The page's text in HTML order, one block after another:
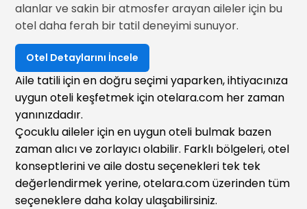
alanlar ve sakin bir atmosfer arayan aileler için bu
otel daha ferah bir tatil deneyimi sunuyor.
Otel Detaylarını İncele
Çocuklu aileler için en uygun oteli bulmak bazen
zaman alıcı ve zorlayıcı olabilir. Farklı bölgeleri, otel
konseptlerini ve aile dostu seçenekleri tek tek
değerlendirmek yerine, otelara.com üzerinden tüm
seçeneklere daha kolay ulaşabilirsiniz.
Aile tatili için en doğru seçimi yaparken, ihtiyacınıza
uygun oteli keşfetmek için otelara.com her zaman
yanınızdadır.